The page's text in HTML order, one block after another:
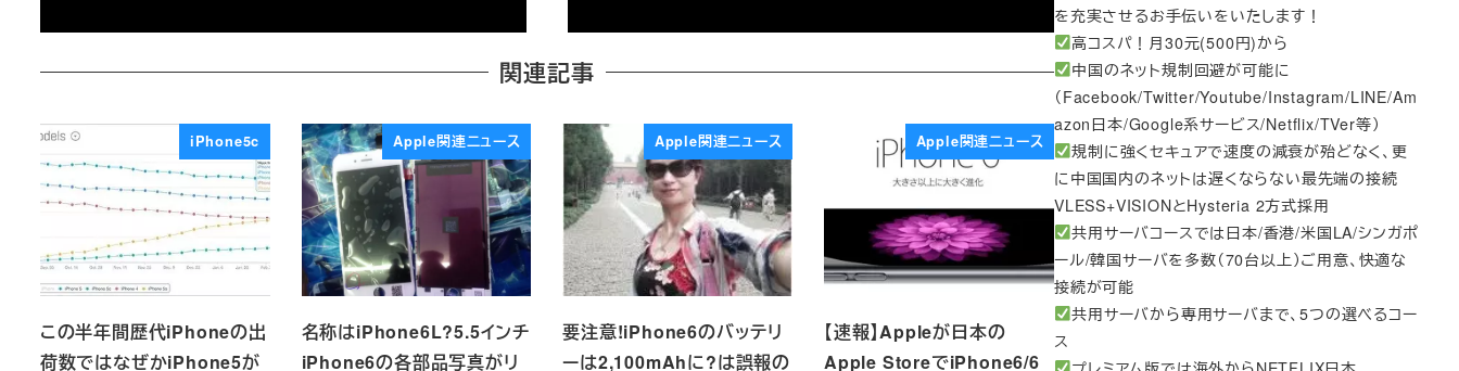
関連記事
iPhone5c
この半年間歴代iPhoneの出
荷数ではなぜかiPhone5が
Apple関連ニュース
名称はiPhone6L?5.5インチ
iPhone6の各部品写真がリ
Apple関連ニュース
要注意!iPhone6のバッテリ
ーは2,100mAhに?は誤報の
Apple関連ニュース
【速報】Appleが日本の
Apple StoreでiPhone6/6
を充実させるお手伝いをいたします！
高コスパ！月30元(500円)から
中国のネット規制回避が可能に
（Facebook/Twitter/Youtube/Instagram/LINE/Am
azon日本/Google系サービス/Netflix/TVer等）
規制に強くセキュアで速度の減衰が殆どなく、更
に中国国内のネットは遅くならない最先端の接続
VLESS+VISIONとHysteria 2方式採用
共用サーバコースでは日本/香港/米国LA/シンガポ
ール/韓国サーバを多数（70台以上）ご用意、快適な
接続が可能
共用サーバから専用サーバまで、5つの選べるコー
ス